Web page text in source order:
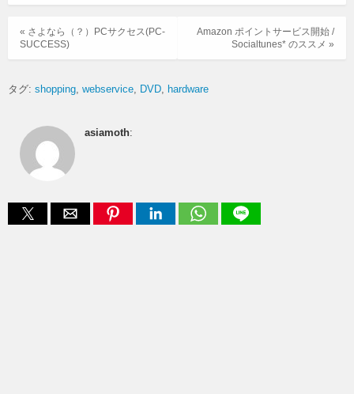
Amazon ポイントサービス開始 /
Socialtunes* のススメ »
« さよなら（？）PCサクセス(PC-
SUCCESS)
タグ: shopping webservice DVD hardware
asiamoth: